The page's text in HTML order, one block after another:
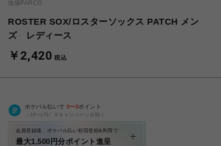
池袋PARCO
ROSTER SOX/ロスターソックス PATCH メン
ズ レディース
￥2,420 税込
ポケパル払いで 0〜0ポイント
（1P=1円）※キャンペーン分除く
会員登録後、ポケパル払い初回登録&利用で
最大1,500円分ポイント進呈